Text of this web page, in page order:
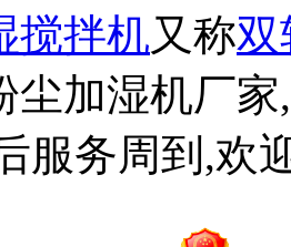
搅拌机又称双
尘加湿机厂
服务周到,欢